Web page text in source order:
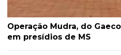
Operação Mudra, do
em presídios de MS